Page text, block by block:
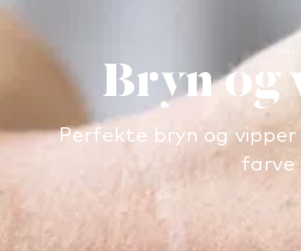
Bryn og
Perfekte bryn og vipper
farve